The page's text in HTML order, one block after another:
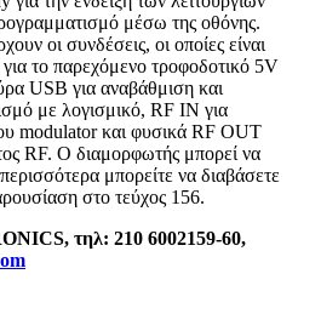
μέσω της οθόνης.
οι συνδέσεις, οι οποίες είναι
το παρεχόμενο τροφοδοτικό 5V
USB για αναβάθμιση και
με λογισμικό, RF IN για
modulator και φυσικά RF OUT
RF. Ο διαμορφωτής μπορεί να
μπορείτε να διαβάσετε
στο τεύχος 156.
τηλ: 210 6002159-60,